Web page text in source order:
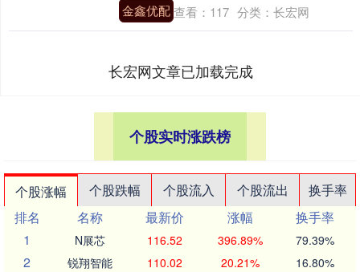
金鑫优配查看： 117 分类： 长宏网
长宏网文章已加载完成
个股实时涨跌榜
个股涨幅 个股跌幅 个股流入 个股流出
换手率
排名
名称 最新价 涨幅
换手率
1
N展芯 116.52 396.89% 79.39%
2 锐翔智能 110.02 20.21% 16.80%